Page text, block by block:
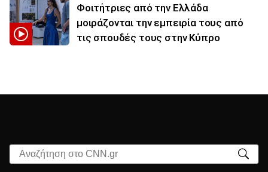
Φοιτήτριες από την Ελλάδα
μοιράζονται την εμπειρία τους από
τις σπουδές τους στην Κύπρο
Αναζήτηση στο CNN.gr